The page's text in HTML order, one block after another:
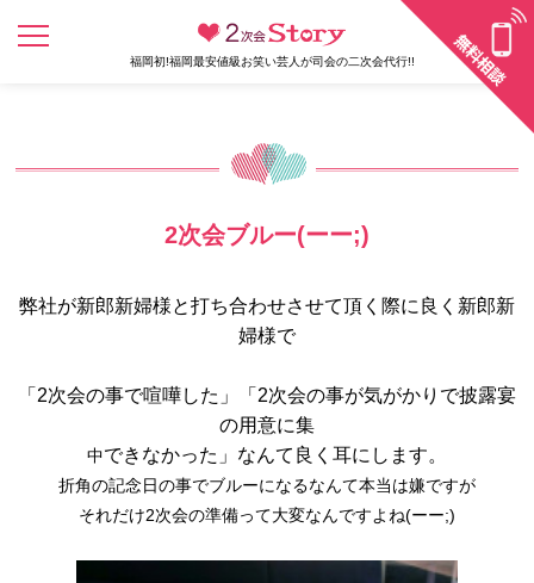
福岡初!福岡最安値級お笑い芸人が司会の二次会代行!!
2次会ブルー(ーー;)
弊社が新郎新婦様と打ち合わせさせて頂く際に良く新郎新
婦様で
「2次会の事で喧嘩した」「2次会の事が気がかりで披露宴
の用意に集
中できなかった」なんて良く耳にします。
折角の記念日の事でブルーになるなんて本当は嫌ですが
それだけ2次会の準備って大変なんですよね(ーー;)